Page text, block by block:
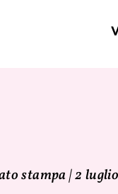
stampa | 2